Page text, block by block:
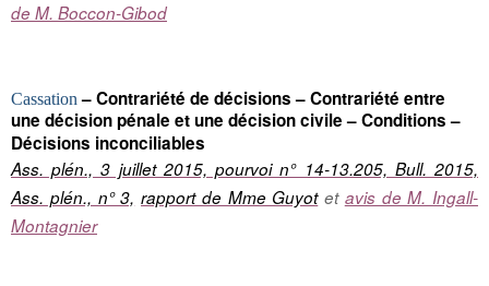
de M. Boccon-Gibod
Cassation– Contrariété de décisions – Contrariété entre
une décision pénale et une décision civile – Conditions –
Décisions inconciliables
Ass. plén., 3 juillet 2015, pourvoi n° 14-13.205, Bull. 2015,
Ass. plén., n° 3, rapport de Mme Guyotet avis de M. Ingall-
Montagnier